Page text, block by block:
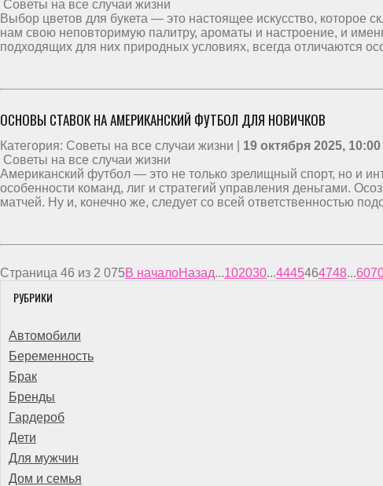
Советы на все случаи жизни
Выбор цветов для букета — это настоящее искусство, которое
нам свою неповторимую палитру, ароматы и настроение, и
подходящих для них природных условиях, всегда отличаются
ОСНОВЫ СТАВОК НА АМЕРИКАНСКИЙ ФУТБОЛ ДЛЯ НОВИЧКОВ
Категория: Советы на все случаи жизни | 19 октября 2025, 10:00
Советы на все случаи жизни
Американский футбол — это не только зрелищный спорт, но и
особенности команд, лиг и стратегий управления деньгами.
матчей. Ну и, конечно же, следует со всей ответственностью
Страница 46 из 2 075В началоНазад...102030...4445464748...60
РУБРИКИ
Автомобили
Беременность
Брак
Бренды
Гардероб
Дети
Для мужчин
Дом и семья